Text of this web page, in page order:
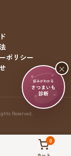
好みがわかる
さつまいも
診断
×
ポリシー
Reserved.
0